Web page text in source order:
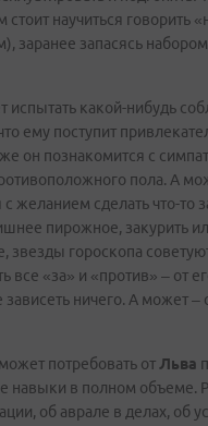
научиться говорить
заранее запасясь
испытать какой-нибудь
ему поступит
он познакомится с
пола. А
с желанием сделать что-то
пирожное, закурить
звезды гороскопа
все «за» и «против» – от
ничего. А может –
потребовать отЛьва
навыки в полном объеме.
об аврале в делах, об